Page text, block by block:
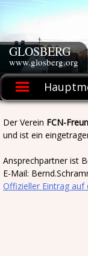
Skip
GLOSBERG
www.glosberg.org
Der Verein FCN-
und ist ein
Ansprechpartner ist
E-Mail:
Offizieller Eintrag auf